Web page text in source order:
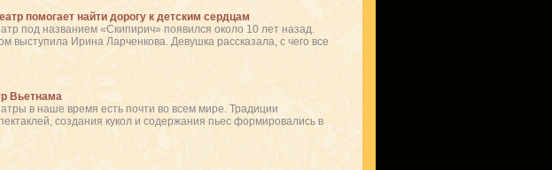
помогает найти дорогу к детским сердцам
под названием «Скипирич» появился около 10 лет назад.
выступила Ирина Ларченкова. Девушка рассказала, с чего все
Вьетнама
в наше время есть почти во всем мире. Традиции
создания кукол и содержания пьес формировались в